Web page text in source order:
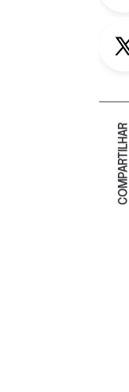
COMPARTILHAR